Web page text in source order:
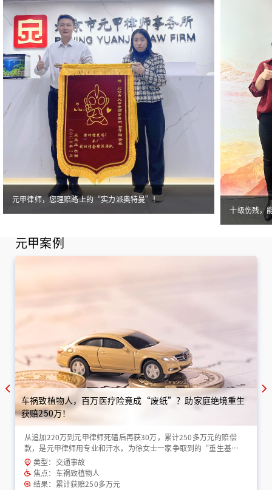
元甲律师，您理赔路上的“实力派奥特曼”！
十级伤残，
元甲案例
车祸致植物人，百万医疗险竟成“废纸”？助家庭绝境重生
获赔250万！
从追加220万到元甲律师死磕后再获30万，累计250多万元的赔偿
款，是元甲律师用专业和汗水，为徐女士一家争取到的“重生基
金”！
类型：交通事故
焦点：车祸致植物人
结果：累计获赔250多万元